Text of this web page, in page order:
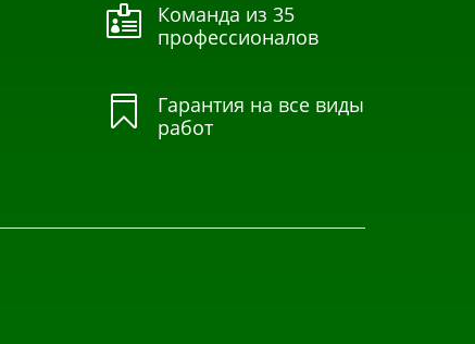

Команда из 35
профессионалов

Гарантия на все виды
работ